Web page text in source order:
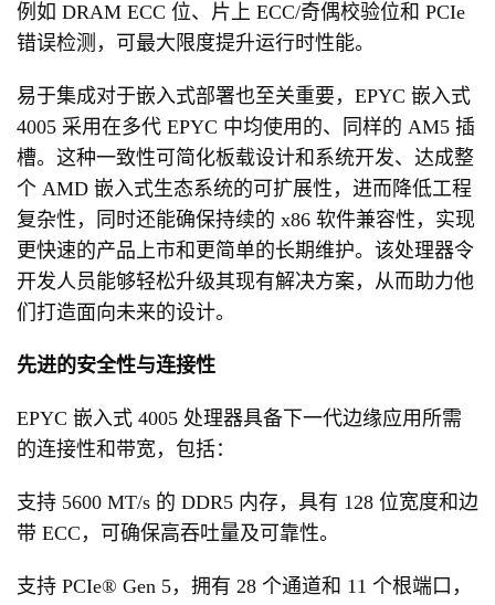
例如 DRAM ECC 位、片上 ECC/奇偶校验位和 PCIe
错误检测，可最大限度提升运行时性能。
易于集成对于嵌入式部署也至关重要，EPYC 嵌入式
4005 采用在多代 EPYC 中均使用的、同样的 AM5 插
槽。这种一致性可简化板载设计和系统开发、达成整
个 AMD 嵌入式生态系统的可扩展性，进而降低工程
复杂性，同时还能确保持续的 x86 软件兼容性，实现
更快速的产品上市和更简单的长期维护。该处理器令
开发人员能够轻松升级其现有解决方案，从而助力他
们打造面向未来的设计。
先进的安全性与连接性
EPYC 嵌入式 4005 处理器具备下一代边缘应用所需
的连接性和带宽，包括：
支持 5600 MT/s 的 DDR5 内存，具有 128 位宽度和边
带 ECC，可确保高吞吐量及可靠性。
支持 PCIe® Gen 5，拥有 28 个通道和 11 个根端口，